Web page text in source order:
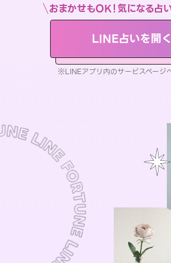
おまかせもOK！気になる占
LINE占いを開く
※LINEアプリ内のサービスページ